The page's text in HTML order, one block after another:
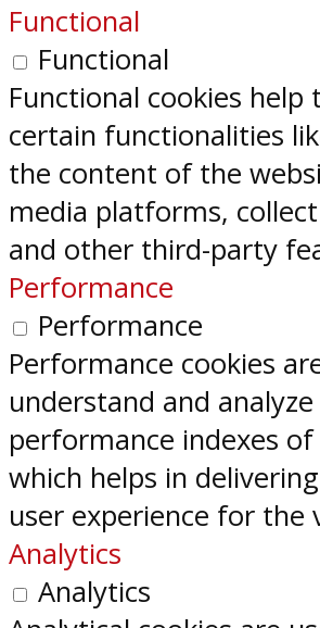
Functional
Functional
Functional cookies
certain functionalities
the content of the
media platforms,
and other third-party
Performance
Performance
Performance cookies
understand and
performance indexes
which helps in
user experience for the
Analytics
Analytics